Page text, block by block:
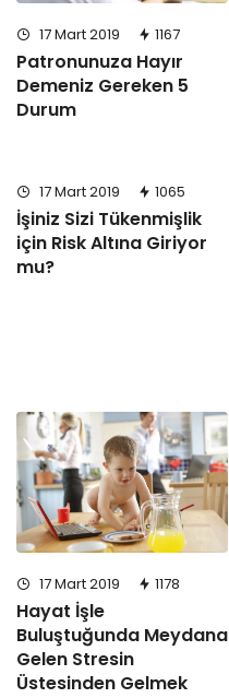
17 Mart 2019 1167
Patronunuza Hayır
Demeniz Gereken 5
Durum
17 Mart 2019 1065
İşiniz Sizi Tükenmişlik
için Risk Altına Giriyor
mu?
17 Mart 2019 1178
Hayat İşle
Buluştuğunda Meydana
Gelen Stresin
Üstesinden Gelmek